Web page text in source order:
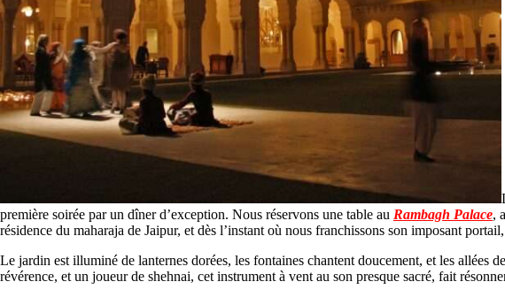
première soirée par un dîner d’exception. Nous réservons une table au Rambagh Palace,
résidence du maharaja de Jaipur, et dès l’instant où nous franchissons son imposant
Le jardin est illuminé de lanternes dorées, les fontaines chantent doucement, et les allées
révérence, et un joueur de shehnai, cet instrument à vent au son presque sacré, fait